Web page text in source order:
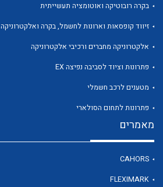
בקרה רובוטיקה ואוטומציה תעשייתית
זיווד קופסאות וארונות לחשמל, בקרה ואלקטרוניקה
אלקטרוניקה מחברים ורכיבי אלקטרוניקה
פתרונות וציוד לסביבה נפיצה EX
מטענים לרכב חשמלי
פתרונות לתחום הסולארי
מאמרים
CAHORS
FLEXIMARK